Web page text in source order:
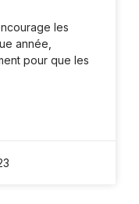
les
année,
pour que les